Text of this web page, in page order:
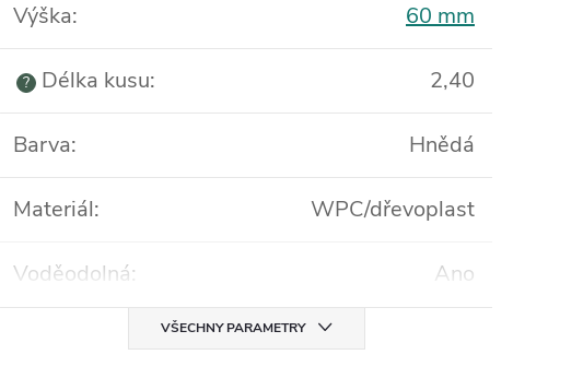
Výška: 60 mm
? Délka kusu: 2,40
Barva: Hnědá
Materiál: WPC/dřevoplast
Voděodolná: Ano
VŠECHNY PARAMETRY